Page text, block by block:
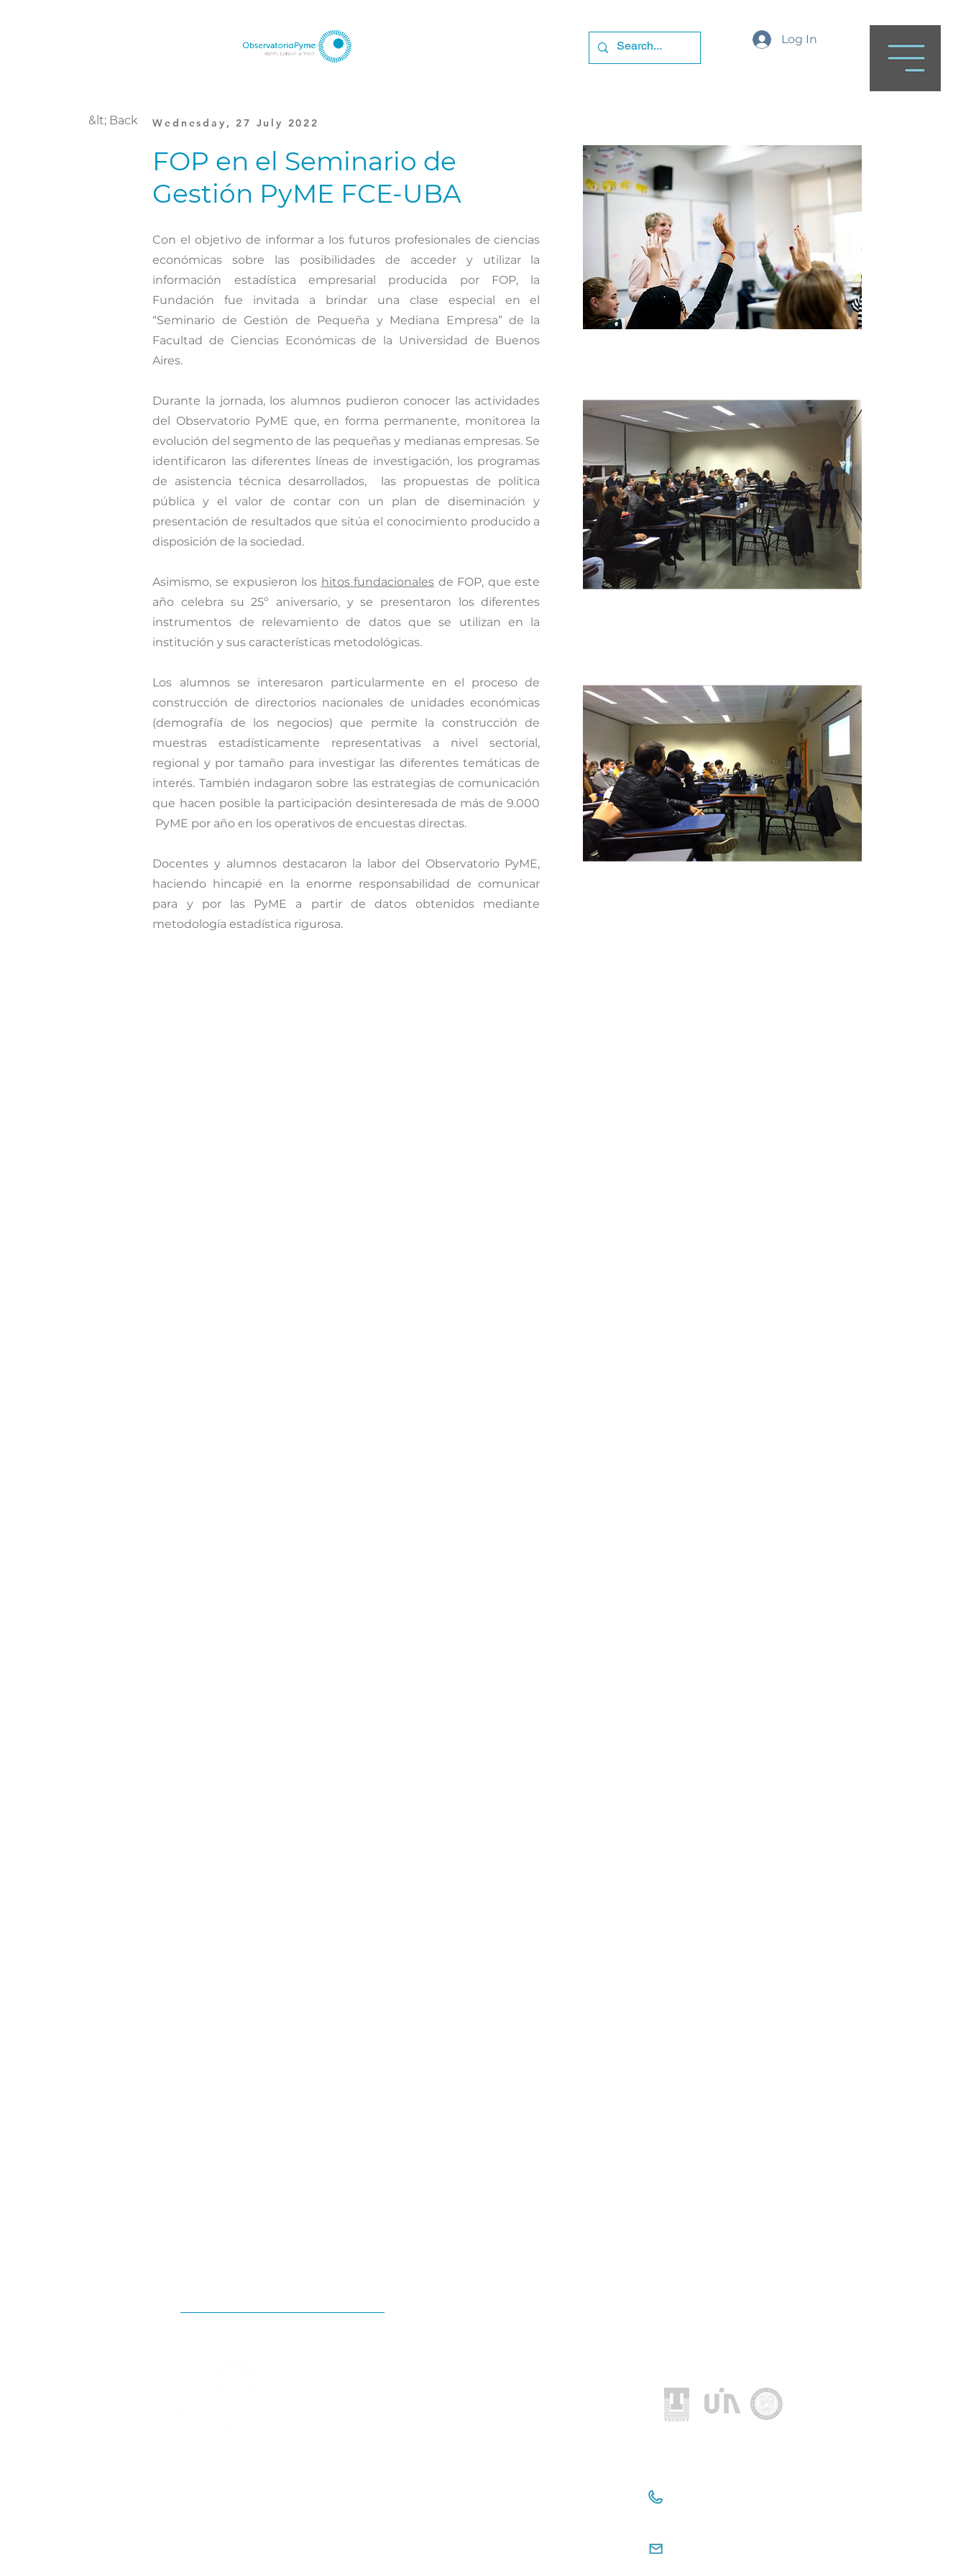
Log In
&lt; Back Wednesday, 27 July 2022
FOP en el Seminario de
Gestión PyME FCE-UBA
Con el objetivo de informar a los futuros profesionales de ciencias
económicas sobre las posibilidades de acceder y utilizar la
información estadística empresarial producida por FOP, la
Fundación fue invitada a brindar una clase especial en el
“Seminario de Gestión de Pequeña y Mediana Empresa” de la
Facultad de Ciencias Económicas de la Universidad de Buenos
Aires.
Durante la jornada, los alumnos pudieron conocer las actividades
del Observatorio PyME que, en forma permanente, monitorea la
evolución del segmento de las pequeñas y medianas empresas. Se
identificaron las diferentes líneas de investigación, los programas
de asistencia técnica desarrollados, las propuestas de política
pública y el valor de contar con un plan de diseminación y
presentación de resultados que sitúa el conocimiento producido a
disposición de la sociedad.
Asimismo, se expusieron los hitos fundacionales de FOP, que este
año celebra su 25º aniversario, y se presentaron los diferentes
instrumentos de relevamiento de datos que se utilizan en la
institución y sus características metodológicas.
Los alumnos se interesaron particularmente en el proceso de
construcción de directorios nacionales de unidades económicas
(demografía de los negocios) que permite la construcción de
muestras estadísticamente representativas a nivel sectorial,
regional y por tamaño para investigar las diferentes temáticas de
interés. También indagaron sobre las estrategias de comunicación
que hacen posible la participación desinteresada de más de 9.000
PyME por año en los operativos de encuestas directas.
Docentes y alumnos destacaron la labor del Observatorio PyME,
haciendo hincapié en la enorme responsabilidad de comunicar
para y por las PyME a partir de datos obtenidos mediante
metodología estadística rigurosa.